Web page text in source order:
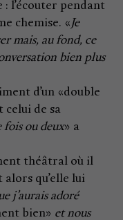
: l’écouter pendant
chemise. «Je
mais, au fond, ce
bien plus
d’un «double
de sa
fois ou deux» a
théâtral où il
qu’elle lui
j’aurais adoré
bien» et nous